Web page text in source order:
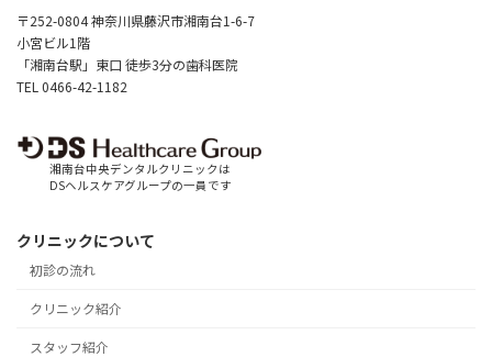
〒252-0804 神奈川県藤沢市湘南台1-6-7
小宮ビル1階
「湘南台駅」東口 徒歩3分の歯科医院
TEL 0466-42-1182
湘南台中央デンタルクリニックは
DSヘルスケアグループの一員です
クリニックについて
初診の流れ
クリニック紹介
スタッフ紹介